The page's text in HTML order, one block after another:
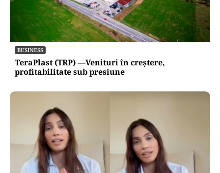
BUSINESS
TeraPlast (TRP) —Venituri în creștere,
profitabilitate sub presiune